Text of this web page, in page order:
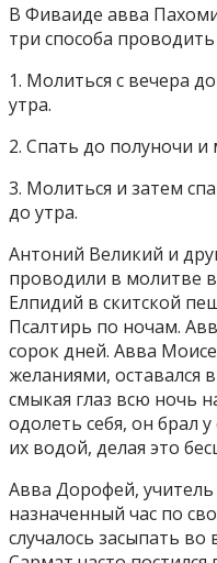
В Фиваиде авва
три способа
1. Молиться с вечера
утра.
2. Спать до полуночи и
3. Молиться и затем
до утра.
Антоний Великий и
проводили в молитве
Елпидий в скитской
Псалтирь по ночам.
сорок дней. Авва
желаниями, оставался
смыкая глаз всю ночь
одолеть себя, он брал
их водой, делая это
Авва Дорофей, учитель
назначенный час по
случалось засыпать